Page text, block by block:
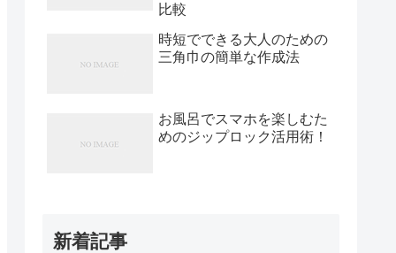
比較
時短でできる大人のための
三角巾の簡単な作成法
お風呂でスマホを楽しむた
めのジップロック活用術！
新着記事